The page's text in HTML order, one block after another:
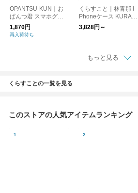
OPANTSU-KUN｜お
ぱんつ君 スマホグリ
ップ スマホアクセサ
リー キャラクターグ
1,870円
再入荷待ち
くらすこと｜林青那 i
Phoneケース KURAS
UKOTO 赤【受注生
産・同梱不可】
3,828円～
もっと見る
くらすことの一覧を見る
このストアの人気アイテムランキング